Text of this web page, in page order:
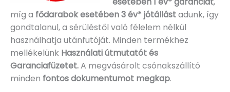
míg a fődarabok esetében 3 év* jótállástadunk, így
gondtalanul, a sérüléstől való félelem nélkül
használhatja utánfutóját. Minden termékhez
mellékelünk Használati útmutatót és
Garanciafüzetet.A megvásárolt csónakszállító
minden fontos dokumentumot megkap.